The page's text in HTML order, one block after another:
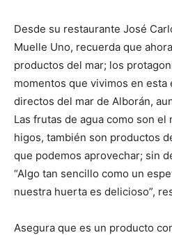
Desde su restaurante José
Muelle Uno, recuerda que
productos del mar; los
momentos que vivimos en esta
directos del mar de Alborán,
Las frutas de agua como son el
higos, también son productos
que podemos aprovechar; sin
“Algo tan sencillo como un
nuestra huerta es delicioso”,
Asegura que es un producto